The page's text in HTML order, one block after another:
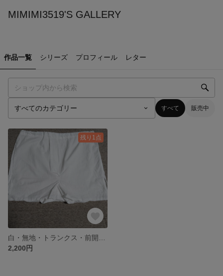
MIMIMI3519'S GALLERY
作品一覧 シリーズ プロフィール レター
すべて 販売中
残り1点
2,200円